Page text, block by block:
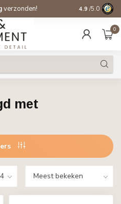
verzonden! Gratis
4.9 /5.0
0
met